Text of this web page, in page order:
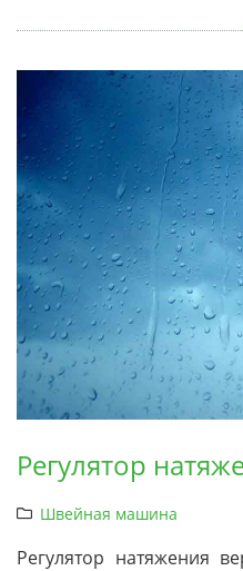
Регулятор
Швейная машина
Регулятор натяжения